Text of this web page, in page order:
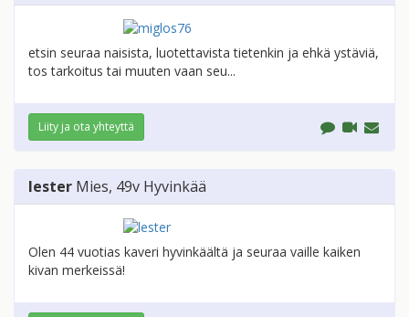
etsin seuraa naisista, luotettavista tietenkin ja ehkä ystäviä,
tos tarkoitus tai muuten vaan seu...
Liity ja ota yhteyttä
lester Mies, 49v Hyvinkää
Olen 44 vuotias kaveri hyvinkäältä ja seuraa vaille kaiken
kivan merkeissä!